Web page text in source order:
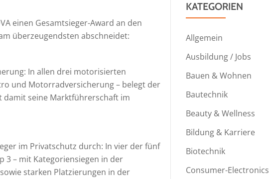
einen Gesamtsieger-Award an den
überzeugendsten abschneidet:
In allen drei motorisierten
und Motorradversicherung – belegt der
seine Marktführerschaft im
im Privatschutz durch: In vier der fünf
3 – mit Kategoriensiegen in der
starken Platzierungen in der
KATEGORIEN
Allgemein
Ausbildung / Jobs
Bauen & Wohnen
Bautechnik
Beauty & Wellness
Bildung & Karriere
Biotechnik
Consumer-Electronics